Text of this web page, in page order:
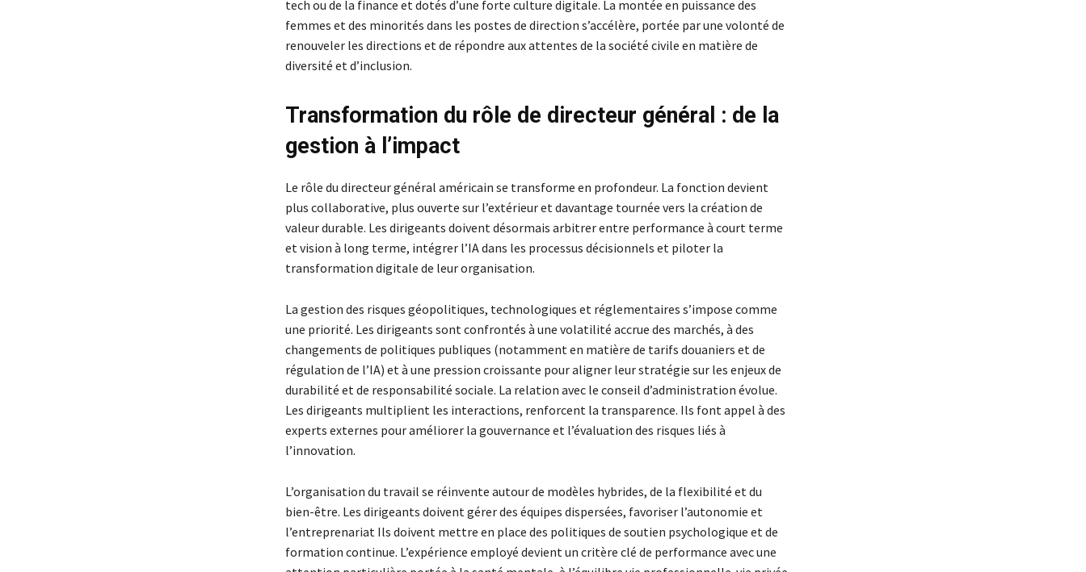
tech ou de la finance et dotés d’une forte culture digitale. La montée en puissance des
femmes et des minorités dans les postes de direction s’accélère, portée par une volonté de
renouveler les directions et de répondre aux attentes de la société civile en matière de
diversité et d’inclusion.
Transformation du rôle de directeur général : de la
gestion à l’impact
Le rôle du directeur général américain se transforme en profondeur. La fonction devient
plus collaborative, plus ouverte sur l’extérieur et davantage tournée vers la création de
valeur durable. Les dirigeants doivent désormais arbitrer entre performance à court terme
et vision à long terme, intégrer l’IA dans les processus décisionnels et piloter la
transformation digitale de leur organisation.
La gestion des risques géopolitiques, technologiques et réglementaires s’impose comme
une priorité. Les dirigeants sont confrontés à une volatilité accrue des marchés, à des
changements de politiques publiques (notamment en matière de tarifs douaniers et de
régulation de l’IA) et à une pression croissante pour aligner leur stratégie sur les enjeux de
durabilité et de responsabilité sociale. La relation avec le conseil d’administration évolue.
Les dirigeants multiplient les interactions, renforcent la transparence. Ils font appel à des
experts externes pour améliorer la gouvernance et l’évaluation des risques liés à
l’innovation.
L’organisation du travail se réinvente autour de modèles hybrides, de la flexibilité et du
bien-être. Les dirigeants doivent gérer des équipes dispersées, favoriser l’autonomie et
l’entreprenariat Ils doivent mettre en place des politiques de soutien psychologique et de
formation continue. L’expérience employé devient un critère clé de performance avec une